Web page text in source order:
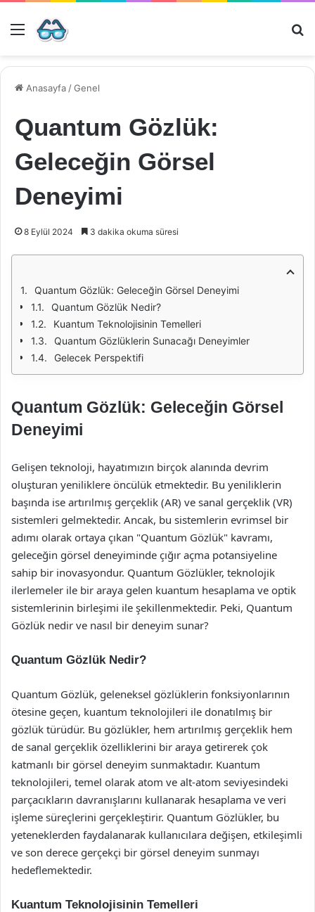
Menü
Anasayfa /Genel
Quantum Gözlük:
Geleceğin Görsel
Deneyimi
8 Eylül 2024 3 dakika okuma süresi
Quantum Gözlük: Geleceğin Görsel Deneyimi
Quantum Gözlük Nedir?
Kuantum Teknolojisinin Temelleri
Quantum Gözlüklerin Sunacağı Deneyimler
Gelecek Perspektifi
Quantum Gözlük: Geleceğin Görsel
Deneyimi
Gelişen teknoloji, hayatımızın birçok alanında devrim
oluşturan yeniliklere öncülük etmektedir. Bu yeniliklerin
başında ise artırılmış gerçeklik (AR) ve sanal gerçeklik (VR)
sistemleri gelmektedir. Ancak, bu sistemlerin evrimsel bir
adımı olarak ortaya çıkan "Quantum Gözlük" kavramı,
geleceğin görsel deneyiminde çığır açma potansiyeline
sahip bir inovasyondur. Quantum Gözlükler, teknolojik
ilerlemeler ile bir araya gelen kuantum hesaplama ve optik
sistemlerinin birleşimi ile şekillenmektedir. Peki, Quantum
Gözlük nedir ve nasıl bir deneyim sunar?
Quantum Gözlük Nedir?
Quantum Gözlük, geleneksel gözlüklerin fonksiyonlarının
ötesine geçen, kuantum teknolojileri ile donatılmış bir
gözlük türüdür. Bu gözlükler, hem artırılmış gerçeklik hem
de sanal gerçeklik özelliklerini bir araya getirerek çok
katmanlı bir görsel deneyim sunmaktadır. Kuantum
teknolojileri, temel olarak atom ve alt-atom seviyesindeki
parçacıkların davranışlarını kullanarak hesaplama ve veri
işleme süreçlerini gerçekleştirir. Quantum Gözlükler, bu
yeteneklerden faydalanarak kullanıcılara değişen, etkileşimli
ve son derece gerçekçi bir görsel deneyim sunmayı
hedeflemektedir.
Kuantum Teknolojisinin Temelleri